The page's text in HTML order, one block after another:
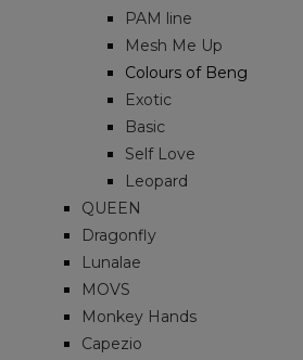
PAM line
Mesh Me Up
Colours of Beng
Exotic
Basic
Self Love
Leopard
QUEEN
Dragonfly
Lunalae
MOVS
Monkey Hands
Capezio